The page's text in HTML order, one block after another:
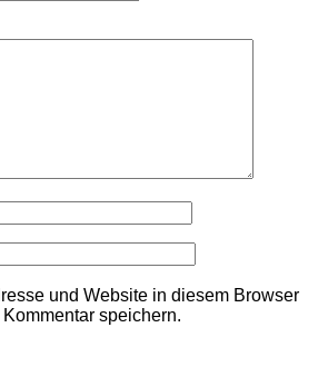
und Website in diesem Browser
speichern.